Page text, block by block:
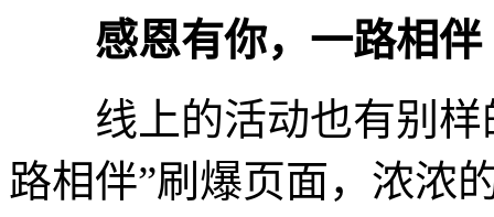
感恩有你，一路相伴
线上的活动也有别样
路相伴”刷爆页面，浓浓